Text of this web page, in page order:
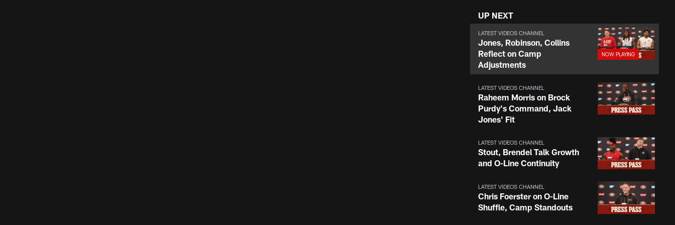
UP NEXT
LATEST VIDEOS CHANNEL
Jones, Robinson, Collins
Reflect on Camp
Adjustments
LATEST VIDEOS CHANNEL
Raheem Morris on Brock
Purdy's Command, Jack
Jones' Fit
LATEST VIDEOS CHANNEL
Stout, Brendel Talk Growth
and O-Line Continuity
LATEST VIDEOS CHANNEL
Chris Foerster on O-Line
Shuffle, Camp Standouts